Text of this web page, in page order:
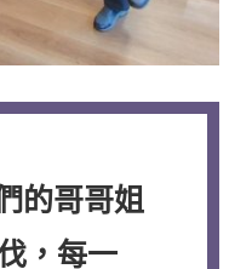
的哥哥姐
，每一